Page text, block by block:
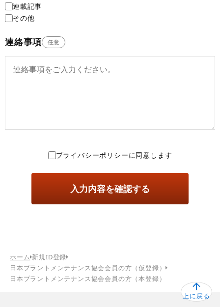
連載記事
その他
連絡事項 任意
プライバシーポリシーに同意します
入力内容を確認する
ホーム 新規ID登録
日本プラントメンテナンス協会会員の方（仮登録）
日本プラントメンテナンス協会会員の方（本登録）
上に戻る